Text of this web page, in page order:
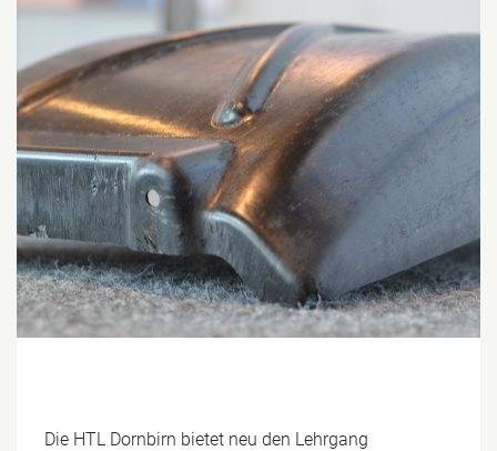
Die HTL Dornbirn bietet neu den Lehrgang